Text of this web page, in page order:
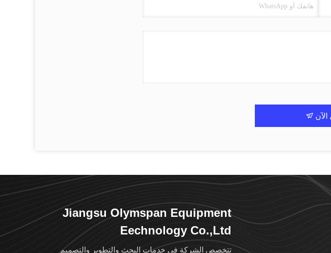
الآن
Jiangsu Olymspan Equipment
Eechnology Co.,Ltd
تتخصص الشركة في خدمات البحث والتطوير والتصميم